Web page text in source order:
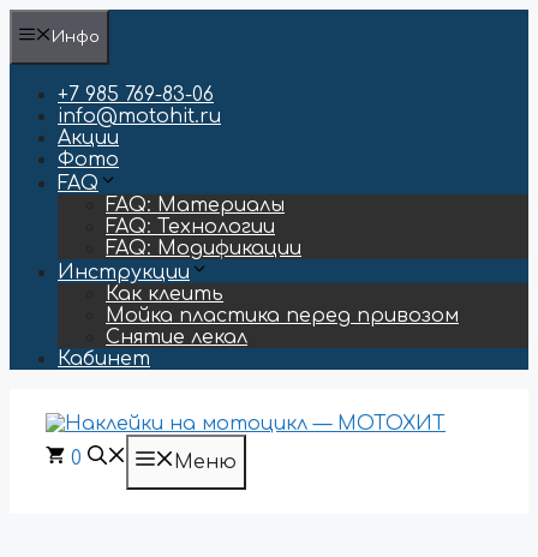
Перейти
содержимому
Инфо
+7 985 769-83-06
info@motohit.ru
Акции
Фото
FAQ
FAQ: Материалы
FAQ: Технологии
FAQ: Модификации
Инструкции
Как клеить
Мойка пластика перед привозом
Снятие лекал
Кабинет
0 Меню